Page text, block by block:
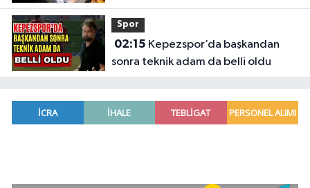
Spor
02:15
sonra teknik adam da belli oldu